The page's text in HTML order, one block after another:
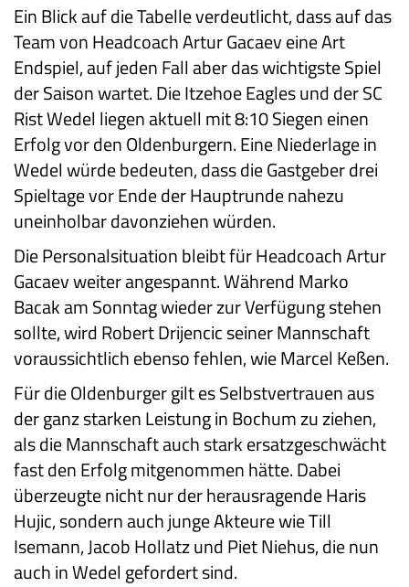
Ein Blick auf die Tabelle verdeutlicht, dass auf das
Team von Headcoach Artur Gacaev eine Art
Endspiel, auf jeden Fall aber das wichtigste Spiel
der Saison wartet. Die Itzehoe Eagles und der SC
Rist Wedel liegen aktuell mit 8:10 Siegen einen
Erfolg vor den Oldenburgern. Eine Niederlage in
Wedel würde bedeuten, dass die Gastgeber drei
Spieltage vor Ende der Hauptrunde nahezu
uneinholbar davonziehen würden.
Die Personalsituation bleibt für Headcoach Artur
Gacaev weiter angespannt. Während Marko
Bacak am Sonntag wieder zur Verfügung stehen
sollte, wird Robert Drijencic seiner Mannschaft
voraussichtlich ebenso fehlen, wie Marcel Keßen.
Für die Oldenburger gilt es Selbstvertrauen aus
der ganz starken Leistung in Bochum zu ziehen,
als die Mannschaft auch stark ersatzgeschwächt
fast den Erfolg mitgenommen hätte. Dabei
überzeugte nicht nur der herausragende Haris
Hujic, sondern auch junge Akteure wie Till
Isemann, Jacob Hollatz und Piet Niehus, die nun
auch in Wedel gefordert sind.